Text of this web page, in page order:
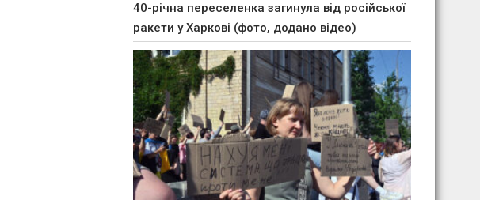
40-річна переселенка загинула від російської
ракети у Харкові (фото, додано відео)